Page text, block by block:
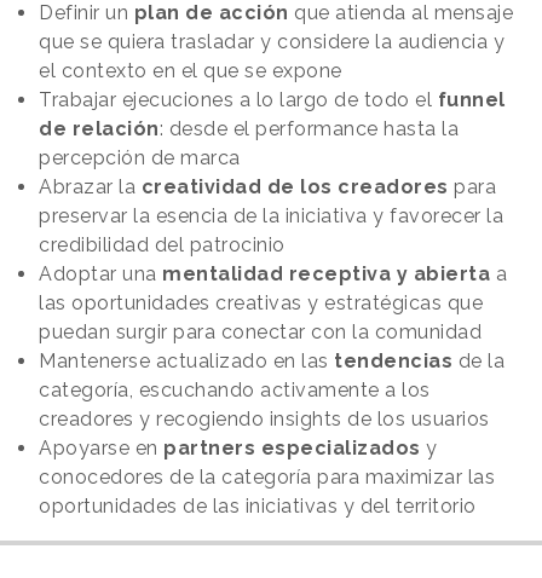
Definir un plan de acción que atienda al mensaje
que se quiera trasladar y considere la audiencia y
el contexto en el que se expone
Trabajar ejecuciones a lo largo de todo el funnel
de relación: desde el performance hasta la
percepción de marca
Abrazar la creatividad de los creadores para
preservar la esencia de la iniciativa y favorecer la
credibilidad del patrocinio
Adoptar una mentalidad receptiva y abierta a
las oportunidades creativas y estratégicas que
puedan surgir para conectar con la comunidad
Mantenerse actualizado en las tendencias de la
categoría, escuchando activamente a los
creadores y recogiendo insights de los usuarios
Apoyarse en partners especializados y
conocedores de la categoría para maximizar las
oportunidades de las iniciativas y del territorio